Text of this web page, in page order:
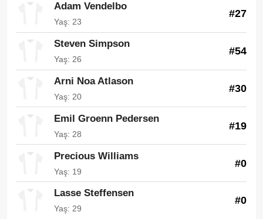
Adam Vendelbo
Yaş: 23
#27
Steven Simpson
Yaş: 26
#54
Arni Noa Atlason
Yaş: 20
#30
Emil Groenn Pedersen
Yaş: 28
#19
Precious Williams
Yaş: 19
#0
Lasse Steffensen
Yaş: 29
#0